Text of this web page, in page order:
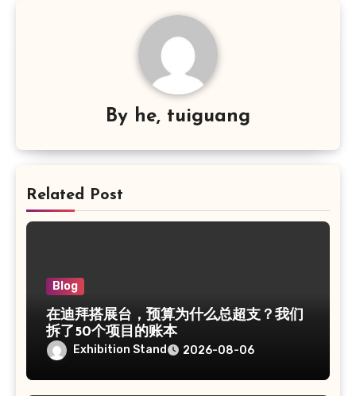
By he, tuiguang
Related Post
Blog
在迪拜搭展台，预算为什么总超支？我们
拆了50个项目的账本
Exhibition Stand 2026-08-06